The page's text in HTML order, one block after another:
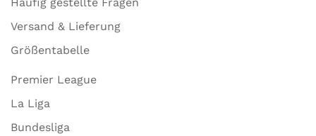
Versand & Lieferung
Größentabelle
Premier League
La Liga
Bundesliga